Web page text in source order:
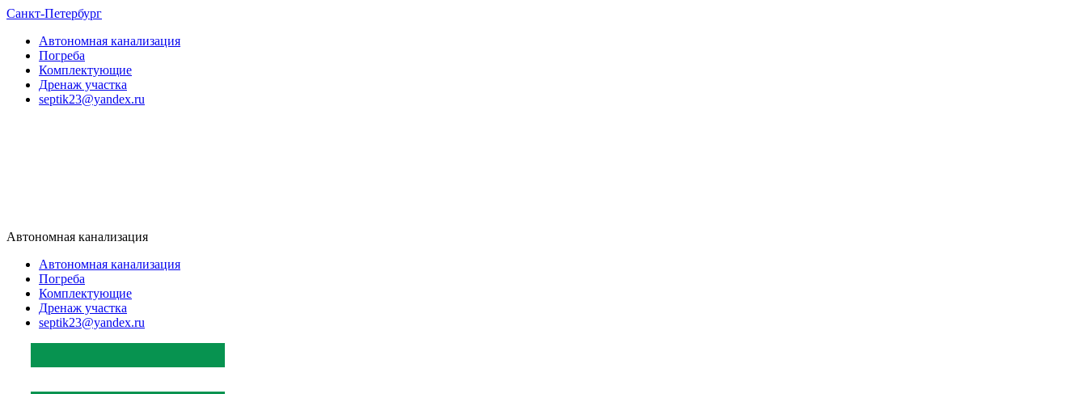
Санкт-Петербург
Автономная канализация
Погреба
Комплектующие
Дренаж участка
septik23@yandex.ru
Автономная канализация
Автономная канализация
Погреба
Комплектующие
Дренаж участка
septik23@yandex.ru